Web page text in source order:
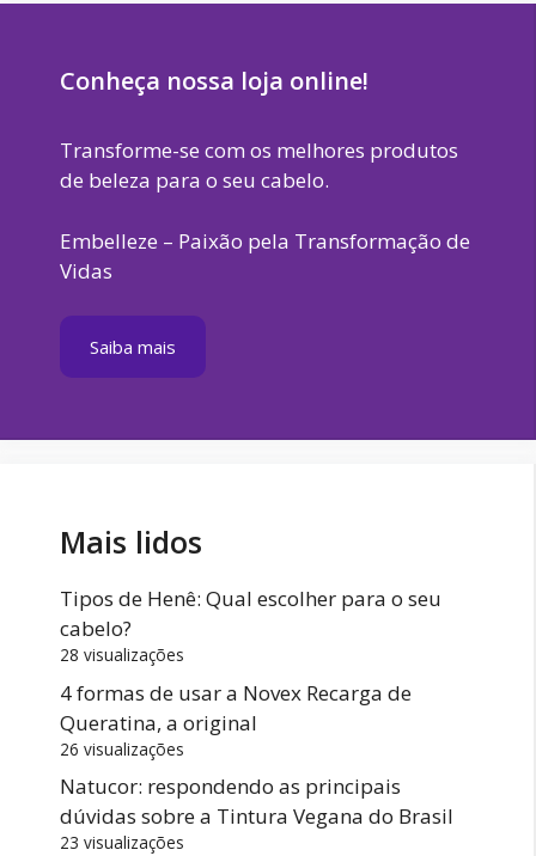
Conheça nossa loja online!
Transforme-se com os melhores produtos
de beleza para o seu cabelo.
Embelleze – Paixão pela Transformação de
Vidas
Saiba mais
Mais lidos
Tipos de Henê: Qual escolher para o seu
cabelo?
28 visualizações
4 formas de usar a Novex Recarga de
Queratina, a original
26 visualizações
Natucor: respondendo as principais
dúvidas sobre a Tintura Vegana do Brasil
23 visualizações